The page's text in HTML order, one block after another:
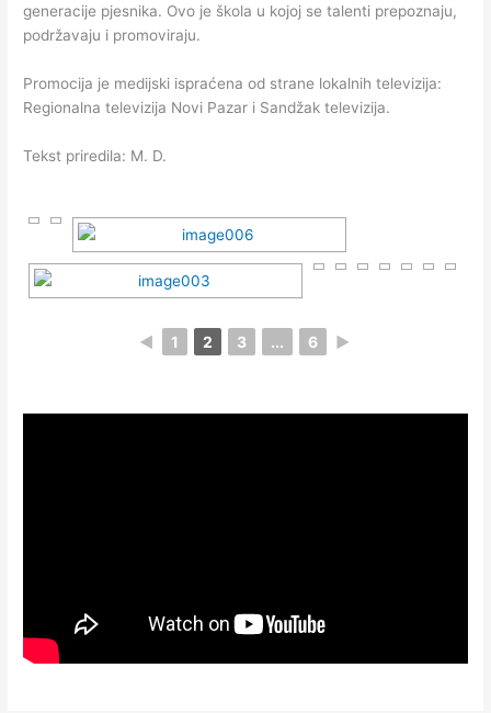
generacije pjesnika. Ovo je škola u kojoj se talenti prepoznaju,
podržavaju i promoviraju.
Promocija je medijski ispraćena od strane lokalnih televizija:
Regionalna televizija Novi Pazar i Sandžak televizija.
Tekst priredila: M. D.
◄ 1 2 3 ... 6 ►